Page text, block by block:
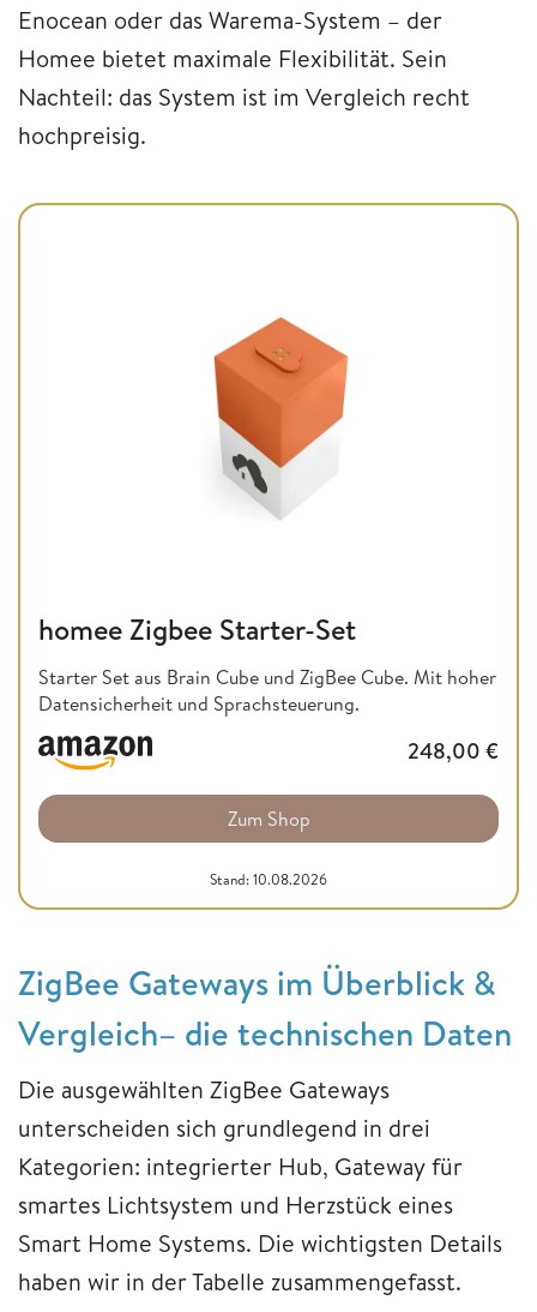
Enocean oder das Warema-System – der
Homee bietet maximale Flexibilität. Sein
Nachteil: das System ist im Vergleich recht
hochpreisig.
homee Zigbee Starter-Set
Starter Set aus Brain Cube und ZigBee Cube. Mit hoher
Datensicherheit und Sprachsteuerung.
248,00 €
Zum Shop
Stand: 10.08.2026
ZigBee Gateways im Überblick &
Vergleich– die technischen Daten
Die ausgewählten ZigBee Gateways
unterscheiden sich grundlegend in drei
Kategorien: integrierter Hub, Gateway für
smartes Lichtsystem und Herzstück eines
Smart Home Systems. Die wichtigsten Details
haben wir in der Tabelle zusammengefasst.